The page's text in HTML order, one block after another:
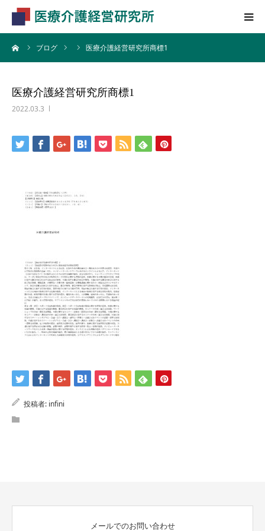
ブログ 医療介護経営研究所商標1
医療介護経営研究所商標1
2022.03.3
投稿者: infini
メールでのお問い合わせ
HOME